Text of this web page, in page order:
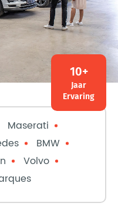
10+
Jaar
Ervaring
Maserati
BMW
Volvo